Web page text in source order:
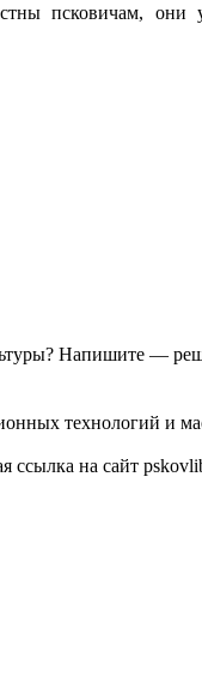
псковичам, они
Напишите —
технологий и
на сайт